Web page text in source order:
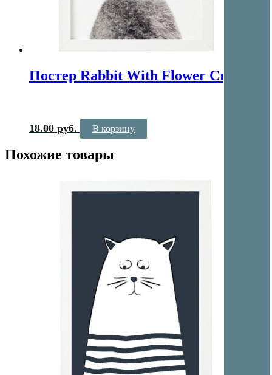
Постер Rabbit With Flower Crown
18.00 руб. В корзину
Похожие товары